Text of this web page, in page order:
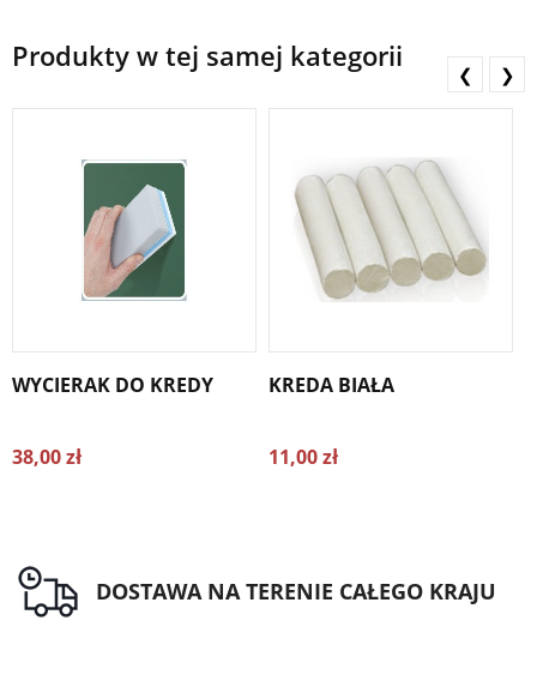
Produkty w tej samej kategorii
WYCIERAK DO KREDY
38,00 zł
KREDA BIAŁA
11,00 zł
❮ ❯
DOSTAWA NA TERENIE CAŁEGO KRAJU